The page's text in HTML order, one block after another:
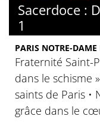
Sacerdoce :
1
PARIS NOTRE-
Fraternité Saint-
dans le schisme
saints de Paris •
grâce dans le